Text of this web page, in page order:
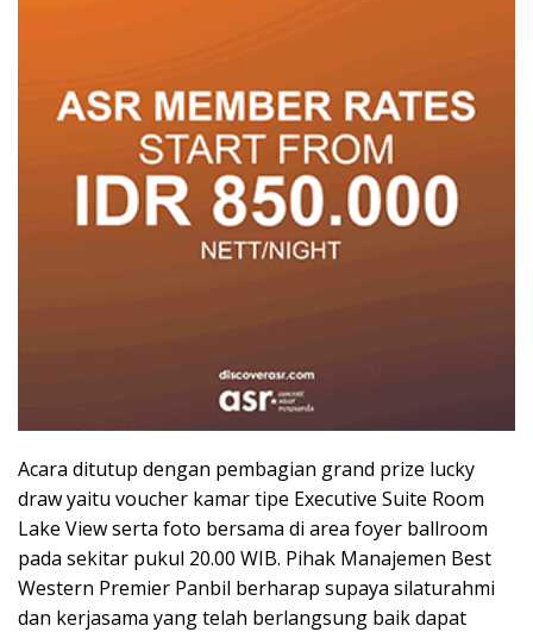
Acara ditutup dengan pembagian grand prize lucky
draw yaitu voucher kamar tipe Executive Suite Room
Lake View serta foto bersama di area foyer ballroom
pada sekitar pukul 20.00 WIB. Pihak Manajemen Best
Western Premier Panbil berharap supaya silaturahmi
dan kerjasama yang telah berlangsung baik dapat